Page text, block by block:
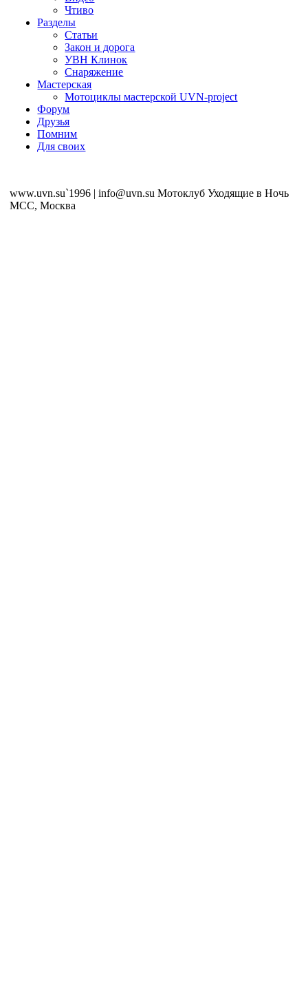
Чтиво
Разделы
Статьи
Закон и дорога
УВН Клинок
Снаряжение
Мастерская
Мотоциклы мастерской UVN-project
Форум
Друзья
Помним
Для своих
www.uvn.su`1996 | info@uvn.su Мотоклуб Уходящие в Ночь
MCC, Москва